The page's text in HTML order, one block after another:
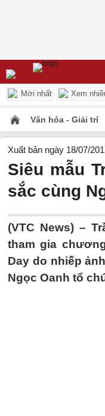
Mới nhất Xem
Văn hóa - Giải trí
Xuất bản ngày 18/07/
Siêu mẫu
sắc cùng
(VTC News) –
tham gia
Day do nhiếp
Ngọc Oanh tổ